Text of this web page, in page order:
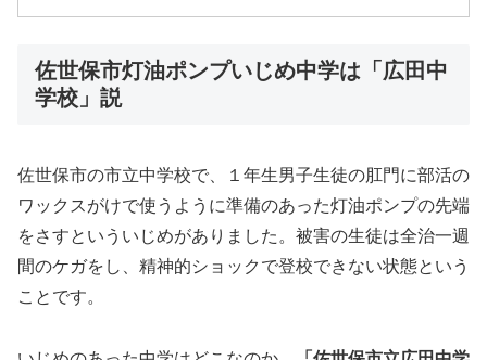
佐世保市灯油ポンプいじめ中学は「広田中
学校」説
佐世保市の市立中学校で、１年生男子生徒の肛門に部活の
ワックスがけで使うように準備のあった灯油ポンプの先端
をさすといういじめがありました。被害の生徒は全治一週
間のケガをし、精神的ショックで登校できない状態という
ことです。